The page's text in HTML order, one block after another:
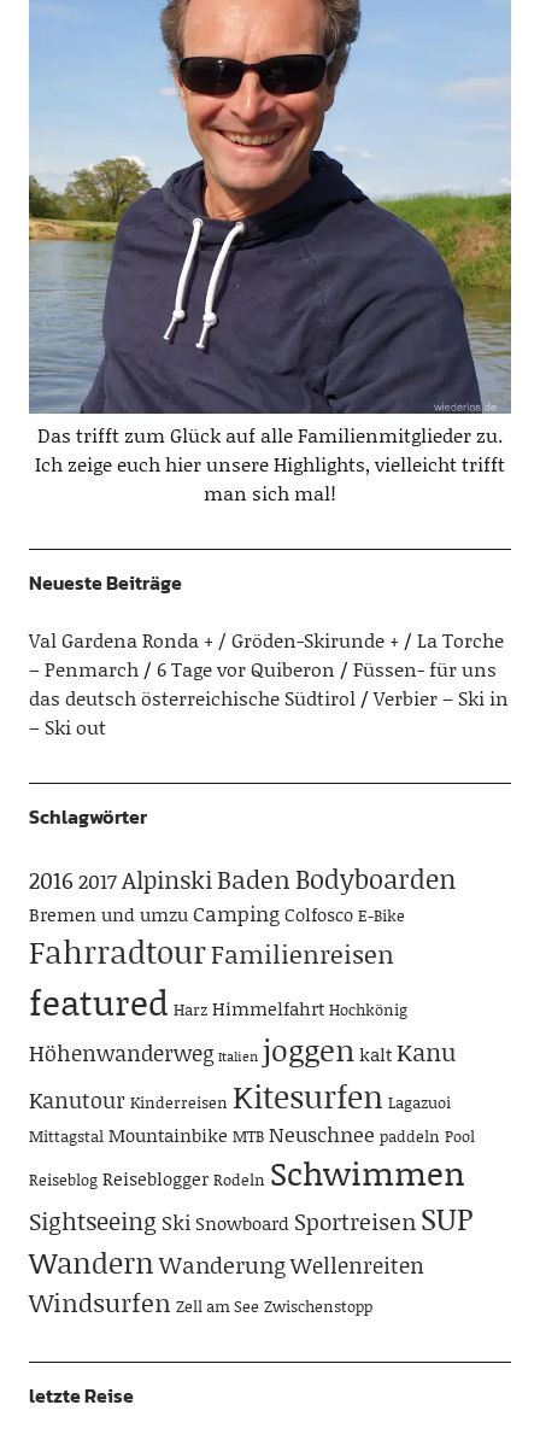
Das trifft zum Glück auf alle Familienmitglieder zu.
Ich zeige euch hier unsere Highlights, vielleicht trifft
man sich mal!
Neueste Beiträge
Val Gardena Ronda + / Gröden-Skirunde +
La Torche
– Penmarch
6 Tage vor Quiberon
Füssen- für uns
das deutsch österreichische Südtirol
Verbier – Ski in
– Ski out
Schlagwörter
2016 2017AlpinskiBaden Bodyboarden
Bremen und umzuCampingColfosco E-Bike
FahrradtourFamilienreisen
featured Harz Himmelfahrt Hochkönig
Höhenwanderweg Italien joggenkaltKanu
Kanutour Kinderreisen Kitesurfen Lagazuoi
Mittagstal Mountainbike MTB Neuschnee paddeln Pool
Reiseblog Reiseblogger Rodeln Schwimmen
Sightseeing SkiSnowboard SportreisenSUP
WandernWanderungWellenreiten
Windsurfen Zell am See Zwischenstopp
letzte Reise